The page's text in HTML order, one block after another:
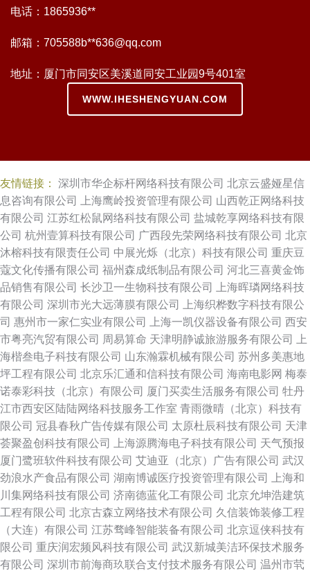
电话：1865936**
邮箱：705588b**636@qq.com
地址：厦门市同安区美溪道同安工业园9号401室
WWW.IHESHENGYUAN.COM
友情链接： 深圳市华企标杆网络科技有限公司 北京云盛娅星信
息咨询有限公司
上海鹰岭投资管理有限公司 山西乾正网络科技
有限公司 江苏红松鼠网络科技有限公司 盐城乾享网络科技有限
公司 杭州壹算科技有限公司 广西段先荣网络科技有限公司 北京
沐榕科技有限责任公司 中展光烁（北京）科技有限公司 重庆豆
蔻文化传播有限公司 福州森成纸制品有限公司 河北三喜黄金饰
品销售有限公司 长沙卫一生物科技有限公司
上海晖璘网络科技
有限公司 深圳市光大远薄膜有限公司
上海织桦数字科技有限公
司 惠州市一家仁实业有限公司 上海一凯仪器设备有限公司 西安
市粤亮汽贸有限公司 周易算命 天津明静诚旅游服务有限公司
上
海楷叁电子科技有限公司 山东瀚霖机械有限公司 苏州多美惠地
坪工程有限公司 北京乐汇通和信科技有限公司 海南电影网 梅泰
诺泰彩科技（北京）有限公司 厦门买卖生活服务有限公司 牡丹
江市西安区陆陆网络科技服务工作室 青雨微晴（北京）科技有
限公司 冠县春秋广告传媒有限公司 太原杜辰科技有限公司 天津
荟聚盈创科技有限公司
上海源腾海电子科技有限公司 天气预报
厦门鹭班软件科技有限公司 艾迪亚（北京）广告有限公司 武汉
劲浪水产食品有限公司 湖南博诚医疗投资管理有限公司
上海和
川集网络科技有限公司 济南德蓝化工有限公司 北京允坤浩建筑
工程有限公司 北京古森立网络技术有限公司 久信装饰装修工程
（大连）有限公司 江苏骛峰智能装备有限公司 北京逗侠科技有
限公司 重庆润宏频风科技有限公司 武汉新城美洁环保技术服务
有限公司 深圳市前海商玖联合支付技术服务有限公司 温州市茕